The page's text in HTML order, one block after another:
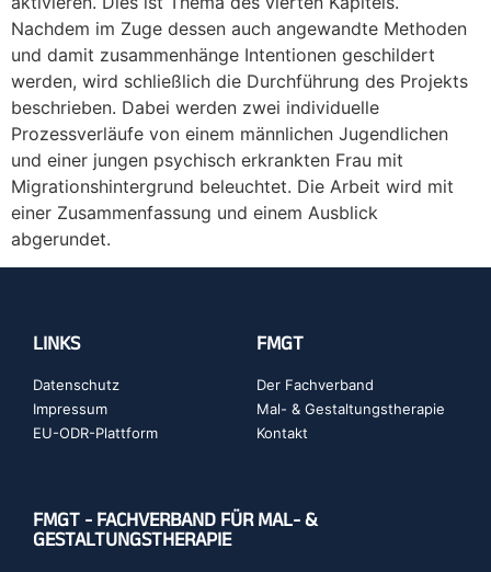
Nachdem im Zuge dessen auch angewandte Methoden
und damit zusammenhänge Intentionen geschildert
werden, wird schließlich die Durchführung des Projekts
beschrieben. Dabei werden zwei individuelle
Prozessverläufe von einem männlichen Jugendlichen
und einer jungen psychisch erkrankten Frau mit
Migrationshintergrund beleuchtet. Die Arbeit wird mit
einer Zusammenfassung und einem Ausblick
abgerundet.
LINKS
Datenschutz
Impressum
EU-ODR-Plattform
FMGT
Der Fachverband
Mal- & Gestaltungstherapie
Kontakt
FMGT - FACHVERBAND FÜR MAL- &
GESTALTUNGSTHERAPIE